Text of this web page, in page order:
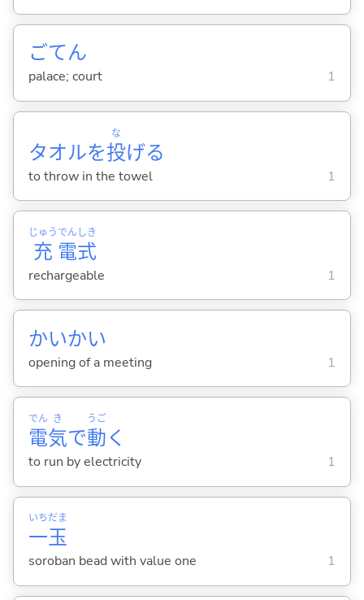
ごてん
palace; court 1
タオルを投
な
げる
to throw in the towel 1
充
じゅう
電
でん
式
しき
rechargeable 1
かいかい
opening of a meeting 1
電
でん
気
き
で動
うご
く
to run by electricity 1
一
いち
玉
だま
soroban bead with value one 1